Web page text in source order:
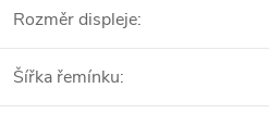
Rozměr displeje:
Šířka řemínku: